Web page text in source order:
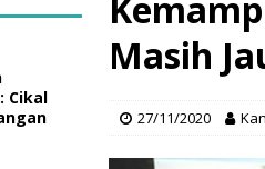
Masih
27/11/2020
Cikal